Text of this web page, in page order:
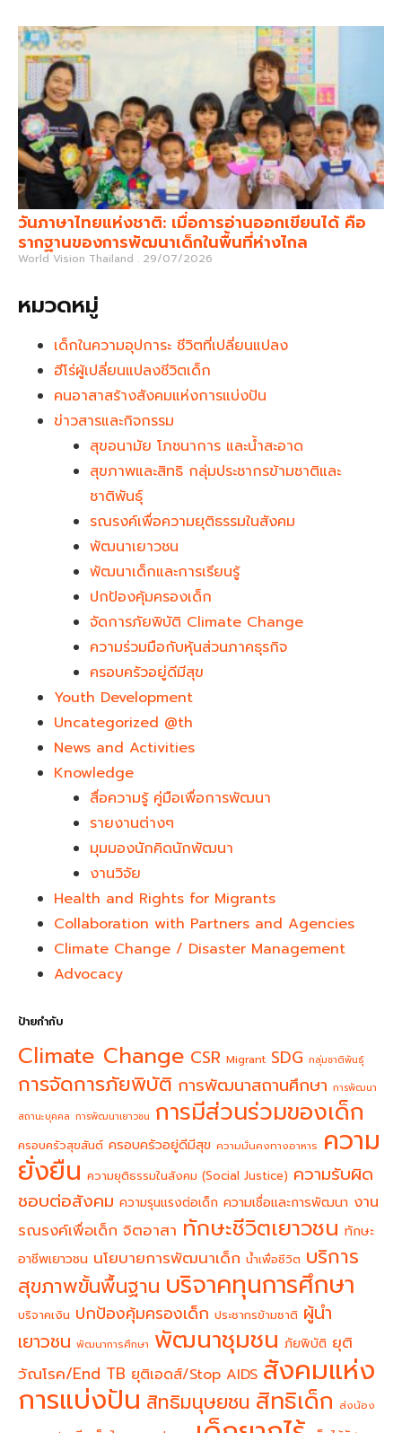
วันภาษาไทยแห่งชาติ: เมื่อการอ่านออกเขียนได้ คือ
รากฐานของการพัฒนาเด็กในพื้นที่ห่างไกล
World Vision Thailand 29/07/2026
หมวดหมู่
เด็กในความอุปการะ ชีวิตที่เปลี่ยนแปลง
ฮีโร่ผู้เปลี่ยนแปลงชีวิตเด็ก
คนอาสาสร้างสังคมแห่งการแบ่งปัน
ข่าวสารและกิจกรรม
สุขอนามัย โภชนาการ และน้ำสะอาด
สุขภาพและสิทธิ กลุ่มประชากรข้ามชาติและ
ชาติพันธุ์
รณรงค์เพื่อความยุติธรรมในสังคม
พัฒนาเยาวชน
พัฒนาเด็กและการเรียนรู้
ปกป้องคุ้มครองเด็ก
จัดการภัยพิบัติ Climate Change
ความร่วมมือกับหุ้นส่วนภาคธุรกิจ
ครอบครัวอยู่ดีมีสุข
Youth Development​
Uncategorized @th
News and Activities
Knowledge
สื่อความรู้ คู่มือเพื่อการพัฒนา
รายงานต่างๆ
มุมมองนักคิดนักพัฒนา
งานวิจัย
Health and Rights for Migrants
Collaboration with Partners and Agencies
Climate Change / Disaster Management
Advocacy
ป้ายกำกับ
Climate Change CSR Migrant SDG กลุ่มชาติพันธุ์
การจัดการภัยพิบัติ การพัฒนาสถานศึกษา การพัฒนา
สถานะบุคคล การพัฒนาเยาวชน การมีส่วนร่วมของเด็ก
ครอบครัวสุขสันต์ ครอบครัวอยู่ดีมีสุข ความมั่นคงทางอาหาร ความ
ยั่งยืน ความยุติธรรมในสังคม (Social Justice) ความรับผิด
ชอบต่อสังคม ความรุนแรงต่อเด็ก ความเชื่อและการพัฒนา งาน
รณรงค์เพื่อเด็ก จิตอาสา ทักษะชีวิตเยาวชน ทักษะ
อาชีพเยาวชน นโยบายการพัฒนาเด็ก น้ำเพื่อชีวิต บริการ
สุขภาพขั้นพื้นฐาน บริจาคทุนการศึกษา
บริจาคเงิน ปกป้องคุ้มครองเด็ก ประชากรข้ามชาติ ผู้นำ
เยาวชน พัฒนาการศึกษา พัฒนาชุมชน ภัยพิบัติ ยุติ
วัณโรค/End TB ยุติเอดส์/Stop AIDS สังคมแห่ง
การแบ่งปัน สิทธิมนุษยชน สิทธิเด็ก ส่งน้อง